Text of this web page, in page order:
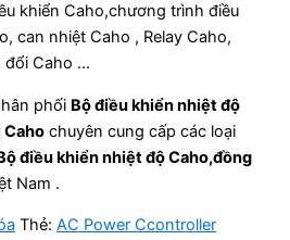
khiển Caho,chương trình điều
can nhiệt Caho , Relay Caho,
đổi Caho …
phối Bộ điều khiển nhiệt độ
Caho chuyên cung cấp các loại
điều khiển nhiệt độ Caho,đồng
Nam .
Thẻ: AC Power Ccontroller